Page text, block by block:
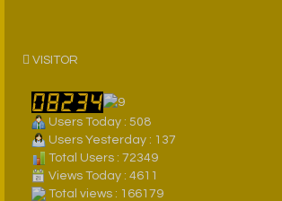
VISITOR
Users Today : 508
Users Yesterday : 137
Total Users : 72349
Views Today : 4611
Total views : 166179